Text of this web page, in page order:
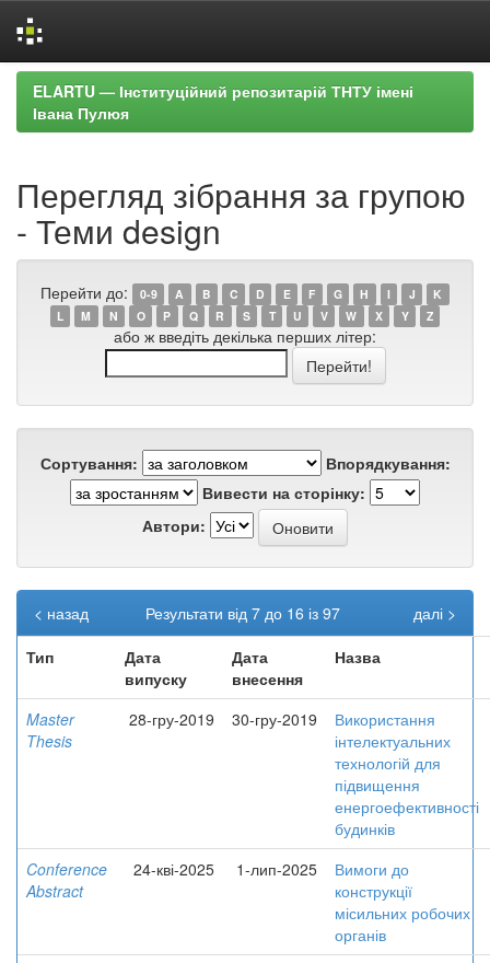
Skip
navigation
ELARTU — Інституційний репозитарій ТНТУ імені
Івана Пулюя
Перегляд зібрання за групою
- Теми design
Перейти до: 0-9 A B C D E F G H I J
K
L
M N O P Q R S T U V W X Y Z
або ж введіть декілька перших літер:
Сортування:
Впорядкування:
Вивести на сторінку:
Автори:
Результати від 7 до 16 із 97
< назад
далі >
Тип
Дата
випуску
Дата
внесення
Назва
Master
Thesis
28-гру-2019 30-гру-2019
Використання
інтелектуальних
технологій для
підвищення
енергоефективності
будинків
Conference
Abstract
24-кві-2025 1-лип-2025
Вимоги до
конструкції
місильних робочих
органів